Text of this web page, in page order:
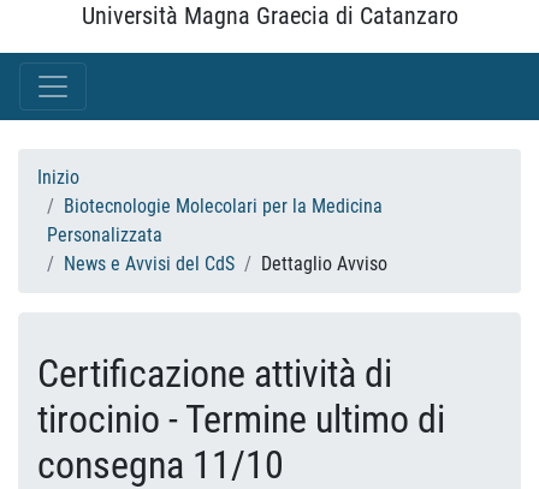
Università Magna Graecia di Catanzaro
Inizio
Biotecnologie Molecolari per la Medicina
Personalizzata
News e Avvisi del CdS
Dettaglio Avviso
Certificazione attività di
tirocinio - Termine ultimo di
consegna 11/10